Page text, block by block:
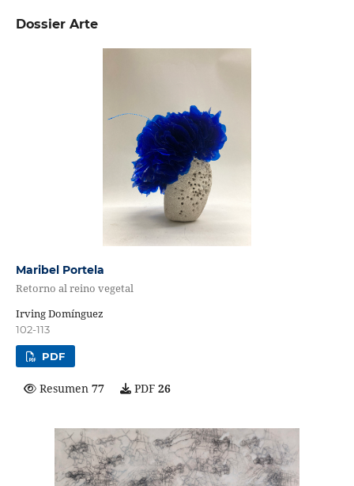
Dossier Arte
Maribel Portela
Retorno al reino vegetal
Irving Domínguez
102-113
PDF
Resumen 77 PDF 26